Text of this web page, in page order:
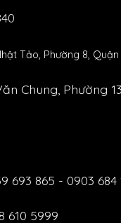
Tảo, Phường 8, Quận
Chung, Phường
693 865 - 0903 684
610 5999